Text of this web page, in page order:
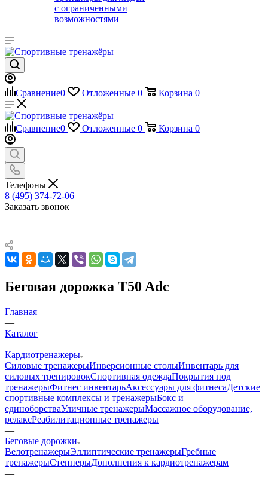
с ограниченными
возможностями
Сравнение0 Отложенные 0 Корзина 0
Сравнение0 Отложенные 0 Корзина 0
Телефоны
8 (495) 374-72-06
Заказать звонок
Беговая дорожка T50 Adc
Главная
—
Каталог
—
Кардиотренажеры
Силовые тренажерыИнверсионные столыИнвентарь для
силовых тренировокСпортивная одеждаПокрытия под
тренажерыФитнес инвентарьАксессуары для фитнесаДетские
спортивные комплексы и тренажерыБокс и
единоборстваУличные тренажерыМассажное оборудование,
релаксРеабилитационные тренажеры
—
Беговые дорожки
ВелотренажерыЭллиптические тренажерыГребные
тренажерыСтепперыДополнения к кардиотренажерам
—